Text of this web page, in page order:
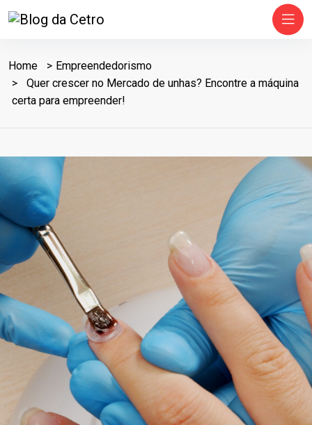
Home
Empreendedorismo
Quer crescer no Mercado de unhas? Encontre a máquina
certa para empreender!